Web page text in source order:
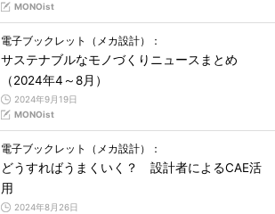
MONOist
電子ブックレット（メカ設計）：
サステナブルなモノづくりニュースまとめ
（2024年4～8月）
2024年9月19日
MONOist
電子ブックレット（メカ設計）：
どうすればうまくいく？ 設計者によるCAE活
用
2024年8月26日